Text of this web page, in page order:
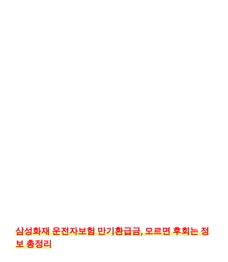
삼성화재 운전자보험 만기환급금, 모르면 후회는 정
보 총정리